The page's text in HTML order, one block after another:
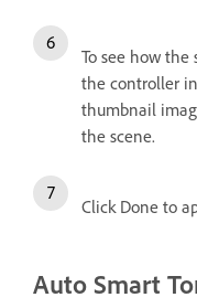
To see how
the controller
thumbnail
the scene.
Click Done to
Auto Smart